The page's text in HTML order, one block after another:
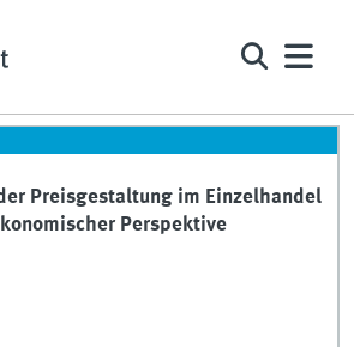
Preisgestaltung im Einzelhandel
Perspektive